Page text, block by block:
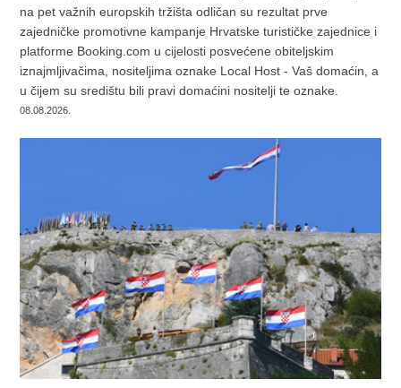
na pet važnih europskih tržišta odličan su rezultat prve
zajedničke promotivne kampanje Hrvatske turističke zajednice i
platforme Booking.com u cijelosti posvećene obiteljskim
iznajmljivačima, nositeljima oznake Local Host - Vaš domaćin, a
u čijem su središtu bili pravi domaćini nositelji te oznake.
08.08.2026.